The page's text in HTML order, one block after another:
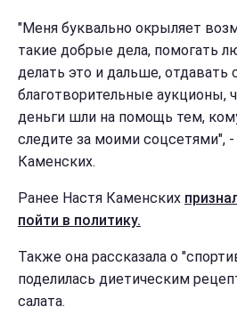
"Меня буквально окрыляет
такие добрые дела, помогать
делать это и дальше, отдавать
благотворительные
деньги шли на помощь тем,
следите за моими соцсетями",
Каменских.
Ранее Настя Каменских
пойти в политику.
Также она рассказала о
поделилась диетическим
салата.